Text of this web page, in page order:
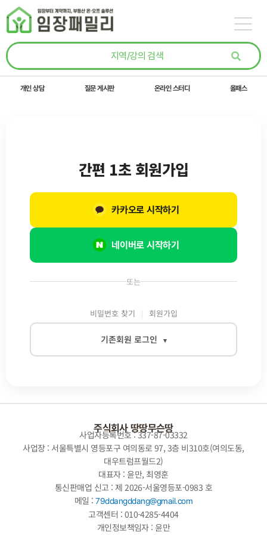
콘텐츠로
건너뛰기
개인 상담 질문 게시판 온라인 스터디 올패스
또는
비밀번호 찾기 회원가입
기존회원 로그인 ▾
로그인
간편 1초 회원가입
네이버로 시작하기
카카오로 시작하기
주식회사 땅땅무슨땅
사업자등록번호 : 337-87-03332
사업장 : 서울특별시 영등포구 여의동로 97, 3층 비310호(여의도동,
대우트럼프월드2)
대표자 : 윤만, 최영훈
통신판매업 신고 : 제 2026-서울영등포-0983 호
메일 :79ddangddang@gmail.com
고객센터 : 010-4285-4404
개인정보책임자 : 윤만